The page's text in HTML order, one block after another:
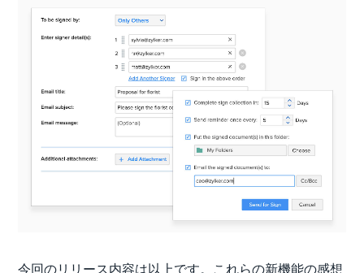
今回のリリース内容は以上です。これらの新機能の感想